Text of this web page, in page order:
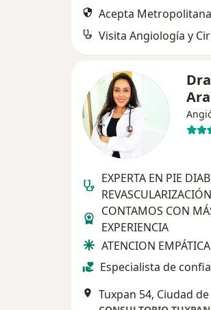
Acepta Metropolitana
Visita Angiología y
EXPERTA EN PIE
REVASCULARIZACIÓN
CONTAMOS CON
EXPERIENCIA
ATENCION
Especialista de
Tuxpan 54, Ciudad